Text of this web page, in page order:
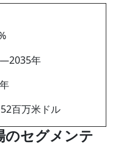
年
百万米ドル
のセグメンテ